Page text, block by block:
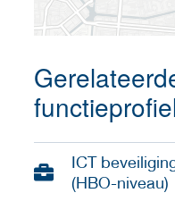
ICT
(HBO-niveau)